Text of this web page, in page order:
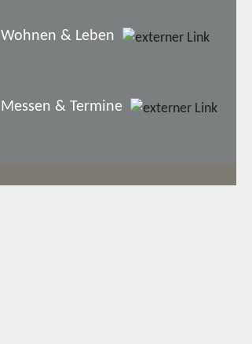
Wohnen & Leben
Messen & Termine